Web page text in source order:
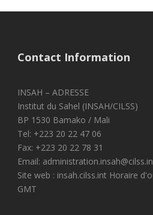
Contact Information
INSAH – ADRESSE
Institut du Sahel (INSAH/CILSS)
BP 1530 Bamako / Mali
Tel: +223 20 22 47 06
Fax: +223 20 22 78 31
Email:
Site web : insah.cilss.int Horaire
GMT